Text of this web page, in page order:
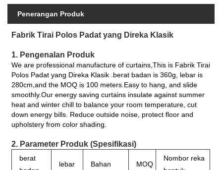
Penerangan Produk
Fabrik Tirai Polos Padat yang Direka Klasik
1. Pengenalan Produk
We are professional manufacture of curtains,This is Fabrik Tirai
Polos Padat yang Direka Klasik .berat badan is 360g, lebar is
280cm,and the MOQ is 100 meters.Easy to hang, and slide
smoothly.Our energy saving curtains insulate against summer
heat and winter chill to balance your room temperature, cut
down energy bills. Reduce outside noise, protect floor and
upholstery from color shading.
2. Parameter Produk (Spesifikasi)
berat
lebar Bahan MOQ
Nombor reka